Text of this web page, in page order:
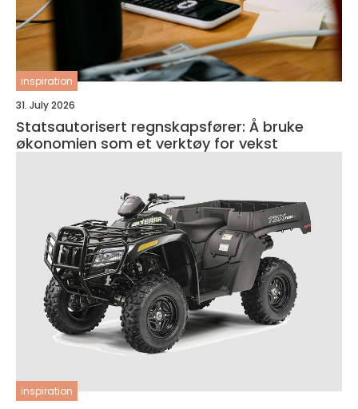
inspiration
31. July 2026
Statsautorisert regnskapsfører: Å bruke
økonomien som et verktøy for vekst
inspiration